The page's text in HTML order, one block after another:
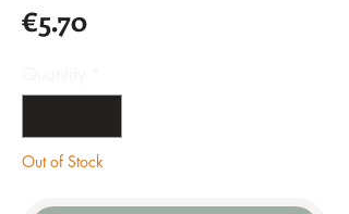
€5.70Price
Out of Stock